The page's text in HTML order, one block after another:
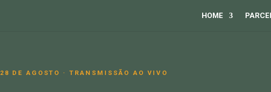
HOME
DE AGOSTO · TRANSMISSÃO AO VIVO